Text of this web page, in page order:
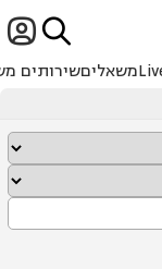
ﱐ
משאליםשירותים